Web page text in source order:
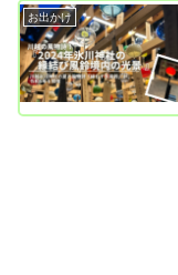
お出かけ